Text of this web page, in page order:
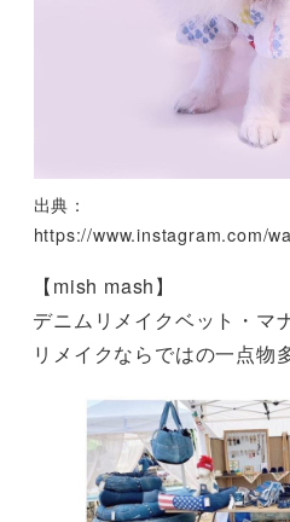
出典：
https://www.instagram.com/
【mish mash】
デニムリメイクベット・マ
リメイクならではの一点物